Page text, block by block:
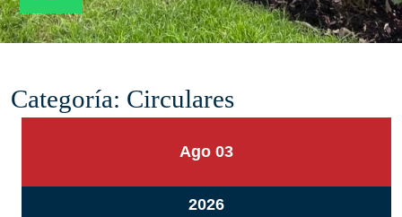
Categoría: Circulares
Ago3
2026
033
20263